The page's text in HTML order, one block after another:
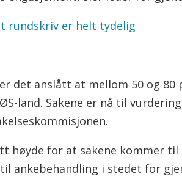
rundskriv er helt tydelig
det anslått at mellom 50 og
land. Sakene er nå til
høyde for at sakene kommer
ankebehandling i stedet for